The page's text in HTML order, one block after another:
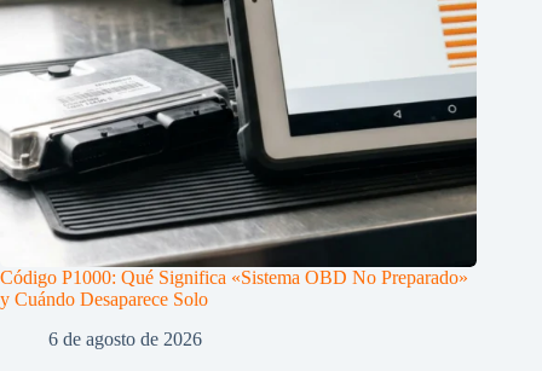
Código P1000: Qué Significa «Sistema OBD No Preparado»
y Cuándo Desaparece Solo
6 de agosto de 2026